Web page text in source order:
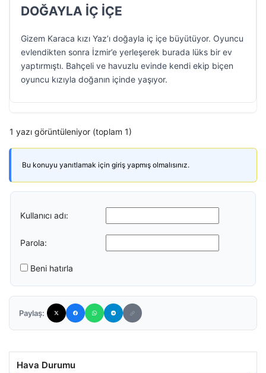
DOĞAYLA İÇ İÇE
Gizem Karaca kızı Yaz’ı doğayla iç içe büyütüyor. Oyuncu
evlendikten sonra İzmir’e yerleşerek burada lüks bir ev
yaptırmıştı. Bahçeli ve havuzlu evinde kendi ekip biçen
oyuncu kızıyla doğanın içinde yaşıyor.
1 yazı görüntüleniyor (toplam 1)
Bu konuyu yanıtlamak için giriş yapmış olmalısınız.
Kullanıcı adı:
Parola:
Beni hatırla
Paylaş:
Hava Durumu